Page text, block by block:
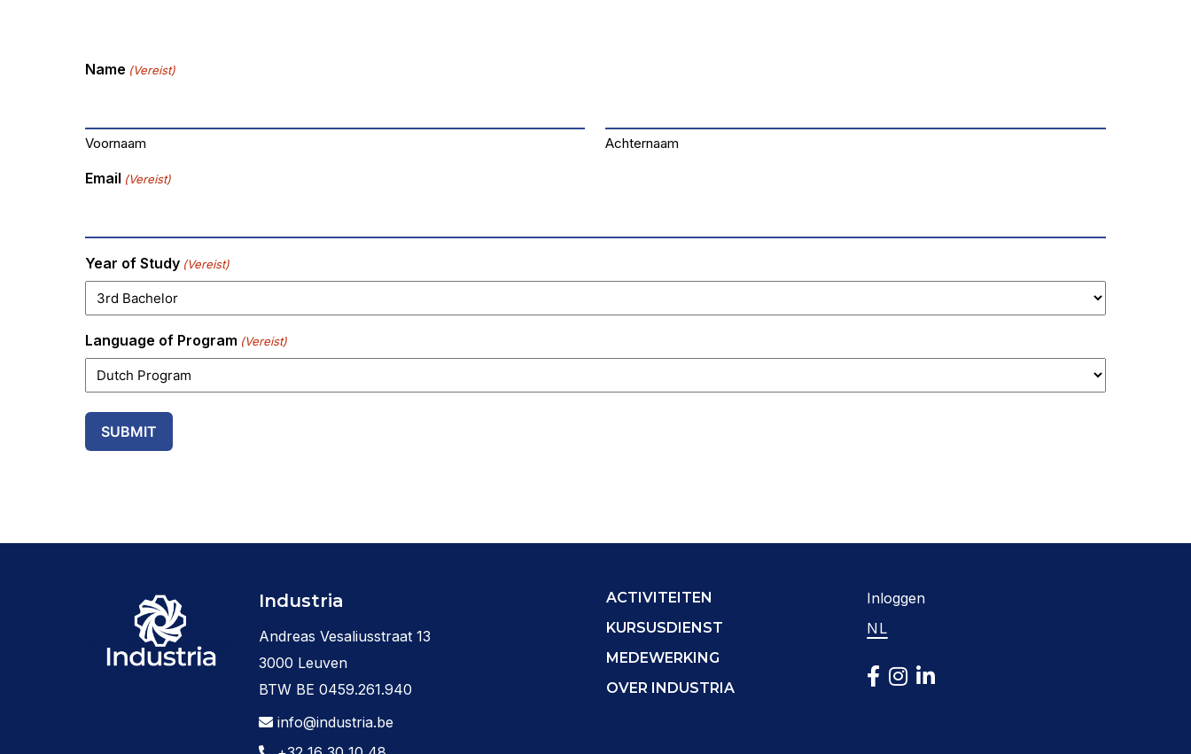
Name (Vereist)
Voornaam Achternaam
Email (Vereist)
Year of Study (Vereist)
Language of Program (Vereist)
Industria
Andreas Vesaliusstraat 13
3000 Leuven
BTW BE 0459.261.940
info@industria.be
ACTIVITEITEN
KURSUSDIENST
MEDEWERKING
OVER INDUSTRIA
Inloggen
NL